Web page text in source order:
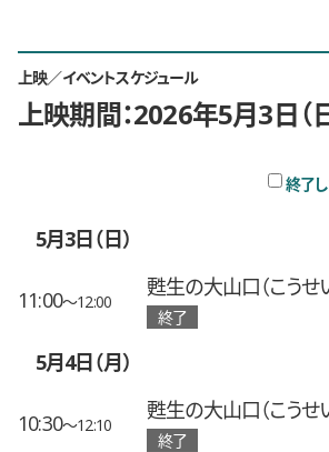
上映／イベントスケジュール
上映期間：2026年5月3日（日
終了
5月3日（日）
11:00〜12:00
甦生の大山口（こうせ
終了
5月4日（月）
10:30〜12:10
甦生の大山口（こうせ
終了